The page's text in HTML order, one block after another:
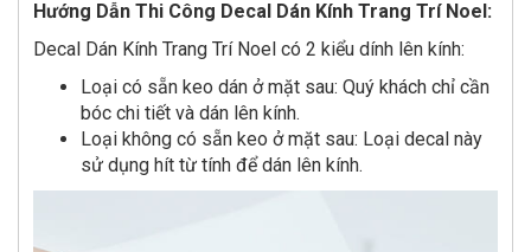
Hướng Dẫn Thi Công Decal Dán Kính Trang Trí Noel:
Decal Dán Kính Trang Trí Noel có 2 kiểu dính lên kính:
Loại có sẵn keo dán ở mặt sau: Quý khách chỉ cần
bóc chi tiết và dán lên kính.
Loại không có sẵn keo ở mặt sau: Loại decal này
sử dụng hít từ tính để dán lên kính.